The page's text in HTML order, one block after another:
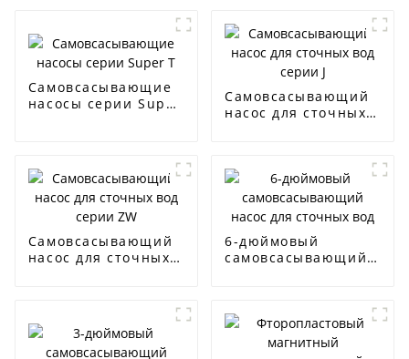
Самовсасывающие
насосы серии Super
Самовсасывающий
насос для сточных
Самовсасывающий
насос для сточных
6-дюймовый
самовсасывающий